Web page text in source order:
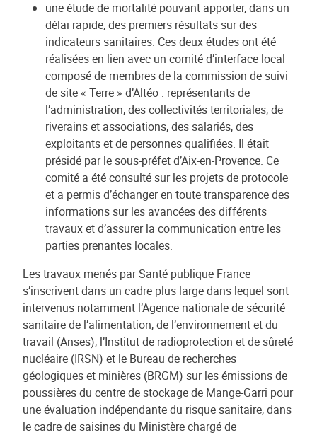
une étude de mortalité pouvant apporter, dans un
délai rapide, des premiers résultats sur des
indicateurs sanitaires. Ces deux études ont été
réalisées en lien avec un comité d’interface local
composé de membres de la commission de suivi
de site « Terre » d’Altéo : représentants de
l’administration, des collectivités territoriales, de
riverains et associations, des salariés, des
exploitants et de personnes qualifiées. Il était
présidé par le sous-préfet d’Aix-en-Provence. Ce
comité a été consulté sur les projets de protocole
et a permis d’échanger en toute transparence des
informations sur les avancées des différents
travaux et d’assurer la communication entre les
parties prenantes locales.
Les travaux menés par Santé publique France
s’inscrivent dans un cadre plus large dans lequel sont
intervenus notamment l’Agence nationale de sécurité
sanitaire de l’alimentation, de l’environnement et du
travail (Anses), l’Institut de radioprotection et de sûreté
nucléaire (IRSN) et le Bureau de recherches
géologiques et minières (BRGM) sur les émissions de
poussières du centre de stockage de Mange-Garri pour
une évaluation indépendante du risque sanitaire, dans
le cadre de saisines du Ministère chargé de